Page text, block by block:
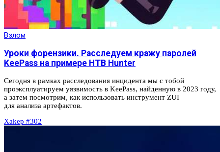
Взлом
Уроки форензики. Расследуем кражу паролей
KeePass на примере HTB Hunter
Сегодня в рамках расследования инцидента мы с тобой
проэксплуатируем уязвимость в KeePass, найденную в 2023 году,
а затем посмотрим, как использовать инструмент ZUI
для анализа артефактов.
Xakep #302